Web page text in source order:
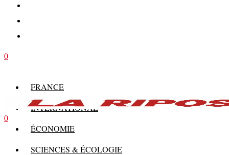
0
FRANCE
INTERNATIONAL
ÉCONOMIE
SCIENCES & ÉCOLOGIE
0